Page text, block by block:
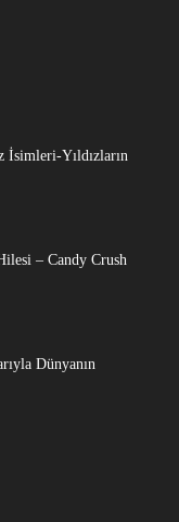
İsimleri-Yıldızların
– Candy Crush
Dünyanın